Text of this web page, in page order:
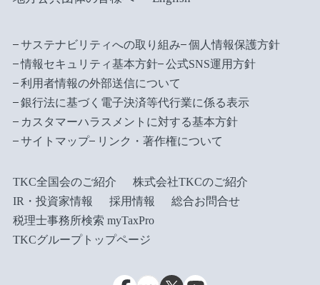
サステナビリティへの取り組み
個人情報保護方針
情報セキュリティ基本方針
公式SNS運用方針
利用者情報の外部送信について
銀行法に基づく電子決済等代行業に係る表示
カスタマーハラスメントに対する基本方針
サイトマップ
リンク・著作権について
TKC全国会のご紹介
株式会社TKCのご紹介
IR・投資家情報
採用情報
総合お問合せ
税理士事務所検索 myTaxPro
TKCグループトップページ